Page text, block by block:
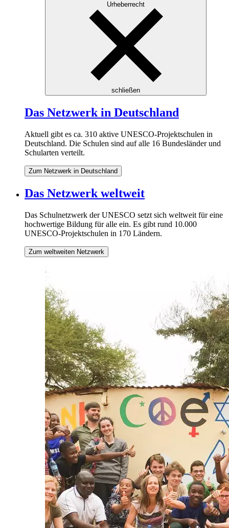
Urheberrecht
schließen
Das Netzwerk in Deutschland
Aktuell gibt es ca. 310 aktive UNESCO-Projektschulen in
Deutschland. Die Schulen sind auf alle 16 Bundesländer und
Schularten verteilt.
Zum Netzwerk in Deutschland
Das Netzwerk weltweit
Das Schulnetzwerk der UNESCO setzt sich weltweit für eine
hochwertige Bildung für alle ein. Es gibt rund 10.000
UNESCO-Projektschulen in 170 Ländern.
Zum weltweiten Netzwerk